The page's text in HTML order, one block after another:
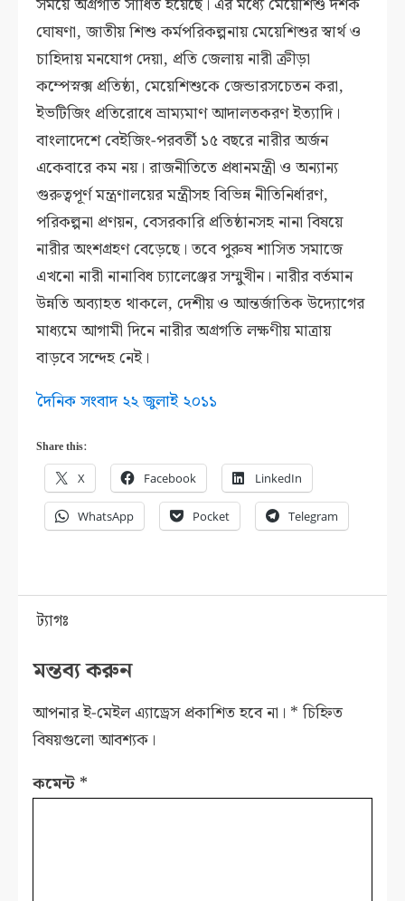
ঘোষণা, জাতীয় শিশু কর্মপরিকল্পনায় মেয়েশিশুর স্বার্থ ও
চাহিদায় মনযোগ দেয়া, প্রতি জেলায় নারী ক্রীড়া
কম্পেস্নক্স প্রতিষ্ঠা, মেয়েশিশুকে জেন্ডারসচেতন করা,
ইভটিজিং প্রতিরোধে ভ্রাম্যমাণ আদালতকরণ ইত্যাদি।
বাংলাদেশে বেইজিং-পরবর্তী ১৫ বছরে নারীর অর্জন
একেবারে কম নয়। রাজনীতিতে প্রধানমন্ত্রী ও অন্যান্য
গুরুত্বপূর্ণ মন্ত্রণালয়ের মন্ত্রীসহ বিভিন্ন নীতিনির্ধারণ,
পরিকল্পনা প্রণয়ন, বেসরকারি প্রতিষ্ঠানসহ নানা বিষয়ে
নারীর অংশগ্রহণ বেড়েছে। তবে পুরুষ শাসিত সমাজে
এখনো নারী নানাবিধ চ্যালেঞ্জের সম্মুখীন। নারীর বর্তমান
উন্নতি অব্যাহত থাকলে, দেশীয় ও আন্তর্জাতিক উদ্যোগের
মাধ্যমে আগামী দিনে নারীর অগ্রগতি লক্ষণীয় মাত্রায়
বাড়বে সন্দেহ নেই।
দৈনিক সংবাদ ২২ জুলাই ২০১১
Share this:
X Facebook LinkedIn
WhatsApp Pocket Telegram
ট্যাগঃ
মন্তব্য করুন
আপনার ই-মেইল এ্যাড্রেস প্রকাশিত হবে না। * চিহ্নিত
বিষয়গুলো আবশ্যক।
কমেন্ট *